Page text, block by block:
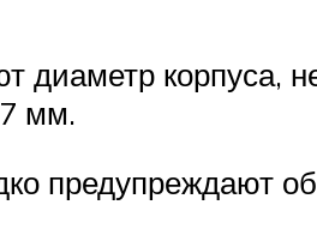
диаметр корпуса,
мм.
предупреждают